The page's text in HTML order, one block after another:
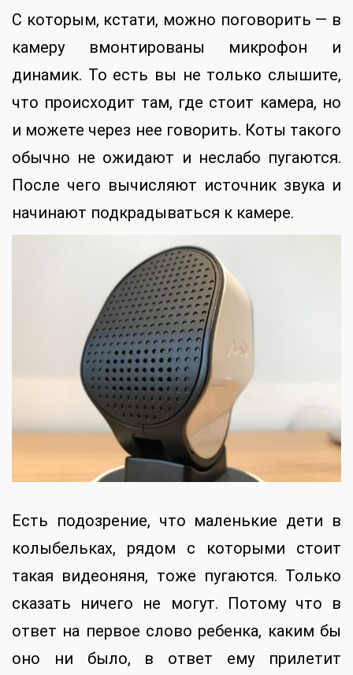
С которым, кстати, можно поговорить — в
камеру вмонтированы микрофон и
динамик. То есть вы не только слышите,
что происходит там, где стоит камера, но
и можете через нее говорить. Коты такого
обычно не ожидают и неслабо пугаются.
После чего вычисляют источник звука и
начинают подкрадываться к камере.
Есть подозрение, что маленькие дети в
колыбельках, рядом с которыми стоит
такая видеоняня, тоже пугаются. Только
сказать ничего не могут. Потому что в
ответ на первое слово ребенка, каким бы
оно ни было, в ответ ему прилетит